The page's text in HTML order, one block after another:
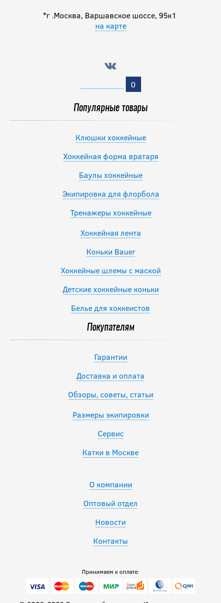
*г .Москва, Варшавское шоссе, 95к1
на карте
0
Популярные товары
Клюшки хоккейные
Хоккейная форма вратаря
Баулы хоккейные
Экипировка для флорбола
Тренажеры хоккейные
Хоккейная лента
Коньки Bauer
Хоккейные шлемы с маской
Детские хоккейные коньки
Белье для хоккеистов
Покупателям
Гарантии
Доставка и оплата
Обзоры, советы, статьи
Размеры экипировки
Сервис
Катки в Москве
О компании
Оптовый отдел
Новости
Контакты
Принимаем к оплате: